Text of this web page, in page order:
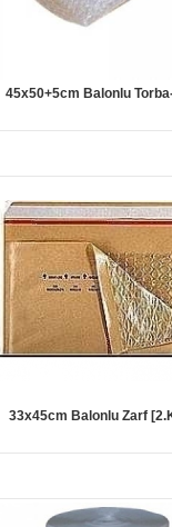
45x50+5cm Balonlu
33x45cm Balonlu Zarf